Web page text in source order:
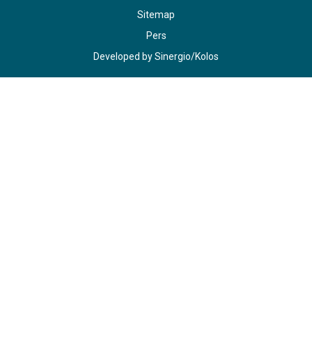
Sitemap
Pers
Developed bySinergio/Kolos